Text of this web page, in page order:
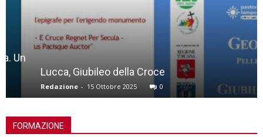
Lucca, Giubileo della Croce
Redazione - 15 Ottobre 2025 0
FORMAZIONE